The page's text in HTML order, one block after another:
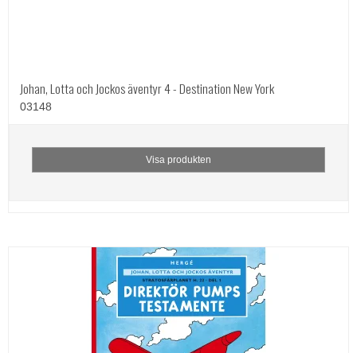
Johan, Lotta och Jockos äventyr 4 - Destination New York
03148
Visa produkten